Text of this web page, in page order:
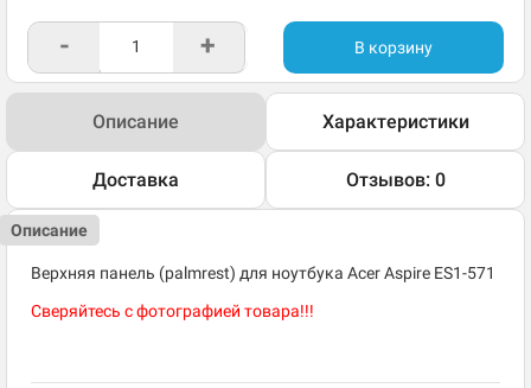
- + В корзину
Описание Характеристики
Доставка Отзывов: 0
Описание
Верхняя панель (palmrest) для ноутбука Acer Aspire ES1-571
Сверяйтесь с фотографией товара!!!